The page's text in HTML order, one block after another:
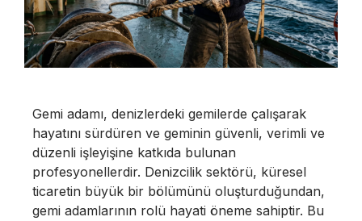
Gemi adamı, denizlerdeki gemilerde çalışarak
hayatını sürdüren ve geminin güvenli, verimli ve
düzenli işleyişine katkıda bulunan
profesyonellerdir. Denizcilik sektörü, küresel
ticaretin büyük bir bölümünü oluşturduğundan,
gemi adamlarının rolü hayati öneme sahiptir. Bu